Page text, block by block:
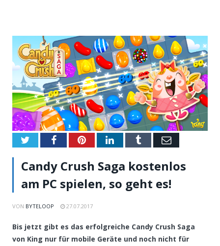
TwitterFacebookPinterestLinkedInTumblrEmail
Candy Crush Saga kostenlos
am PC spielen, so geht es!
VON BYTELOOP 27.07.2017
Bis jetzt gibt es das erfolgreiche Candy Crush Saga
von King nur für mobile Geräte und noch nicht für